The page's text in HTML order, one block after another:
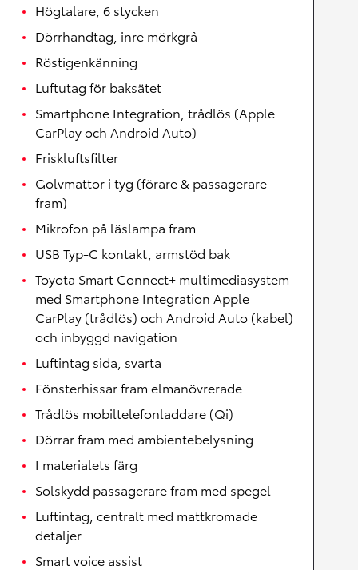
Högtalare, 6 stycken
Dörrhandtag, inre mörkgrå
Röstigenkänning
Luftutag för baksätet
Smartphone Integration, trådlös (Apple
CarPlay och Android Auto)
Friskluftsfilter
Golvmattor i tyg (förare & passagerare
fram)
Mikrofon på läslampa fram
USB Typ-C kontakt, armstöd bak
Toyota Smart Connect+ multimediasystem
med Smartphone Integration Apple
CarPlay (trådlös) och Android Auto (kabel)
och inbyggd navigation
Luftintag sida, svarta
Fönsterhissar fram elmanövrerade
Trådlös mobiltelefonladdare (Qi)
Dörrar fram med ambientebelysning
I materialets färg
Solskydd passagerare fram med spegel
Luftintag, centralt med mattkromade
detaljer
Smart voice assist